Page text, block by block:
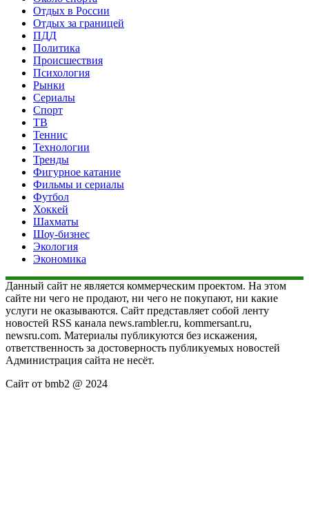
Отдых в России
Отдых за границей
ПДД
Политика
Происшествия
Психология
Рынки
Сериалы
Спорт
ТВ
Теннис
Технологии
Тренды
Фигурное катание
Фильмы и сериалы
Футбол
Хоккей
Шахматы
Шоу-бизнес
Экология
Экономика
Данный сайт не является коммерческим проектом. На этом
сайте ни чего не продают, ни чего не покупают, ни какие
услуги не оказываются. Сайт представляет собой ленту
новостей RSS канала news.rambler.ru, kommersant.ru,
newsru.com. Материалы публикуются без искажения,
ответственность за достоверность публикуемых новостей
Администрация сайта не несёт.
Сайт от bmb2 @ 2024